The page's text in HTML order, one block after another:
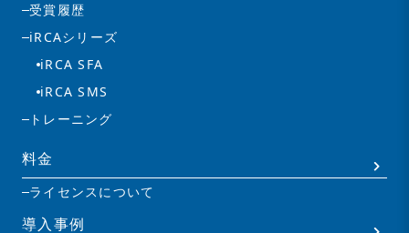
受賞履歴
iRCAシリーズ
iRCA SFA
iRCA SMS
トレーニング
料金
ライセンスについて
導入事例